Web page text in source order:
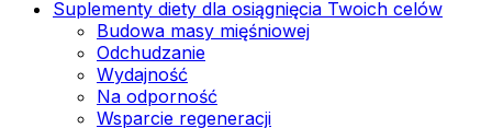
Suplementy diety dla osiągnięcia Twoich celów
Budowa masy mięśniowej
Odchudzanie
Wydajność
Na odporność
Wsparcie regeneracji